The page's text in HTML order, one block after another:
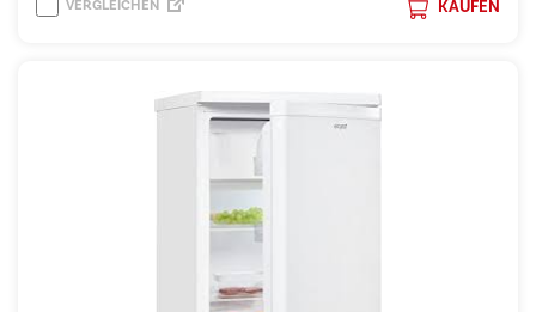
KAUFEN
VERGLEICHEN